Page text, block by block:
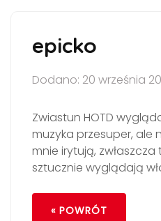
epicko
Dodano: 20 września
Zwiastun HOTD
muzyka przesuper, ale
mnie irytują,
sztucznie wyglądają
« POWRÓT